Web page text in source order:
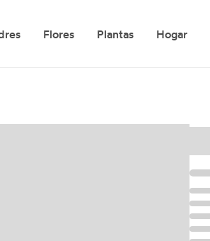
Flores Plantas Hogar